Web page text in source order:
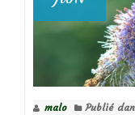
malo Publié